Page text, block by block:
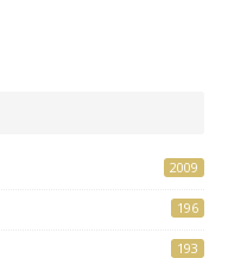
2009
196
193